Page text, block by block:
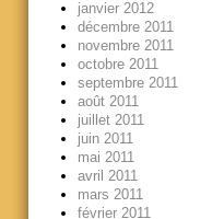
janvier 2012
décembre 2011
novembre 2011
octobre 2011
septembre 2011
août 2011
juillet 2011
juin 2011
mai 2011
avril 2011
mars 2011
février 2011